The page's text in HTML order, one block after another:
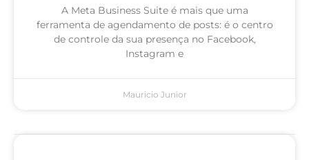
A Meta Business Suite é mais que uma
ferramenta de agendamento de posts: é o centro
de controle da sua presença no Facebook,
Instagram e
Mauricio Junior